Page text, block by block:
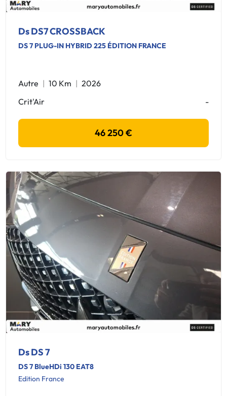
Ds DS7 CROSSBACK
DS 7 PLUG-IN HYBRID 225 ÉDITION FRANCE
Autre 10 Km
2026
Crit'Air
-
46 250 €
Ds DS 7
DS 7 BlueHDi 130 EAT8
Edition France